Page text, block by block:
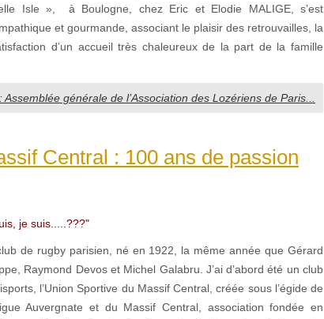
Isle », à Boulogne, chez Eric et Elodie MALIGE, s’est
et gourmande, associant le plaisir des retrouvailles, la
d’un accueil très chaleureux de la part de la famille
Assemblée générale de l’Association des Lozériens de Paris...
Central : 100 ans de passion
je suis.....???"
de rugby parisien, né en 1922, la même année que Gérard
Raymond Devos et Michel Galabru. J’ai d’abord été un club
l’Union Sportive du Massif Central, créée sous l’égide de
Auvergnate et du Massif Central, association fondée en